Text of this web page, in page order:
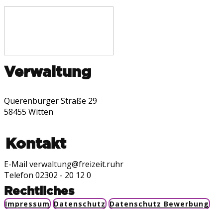
Verwaltung
Querenburger Straße 29
58455 Witten
Kontakt
E-Mail verwaltung@freizeit.ruhr
Telefon 02302 - 20 12 0
Rechtliches
Impressum Datenschutz Datenschutz Bewerbung